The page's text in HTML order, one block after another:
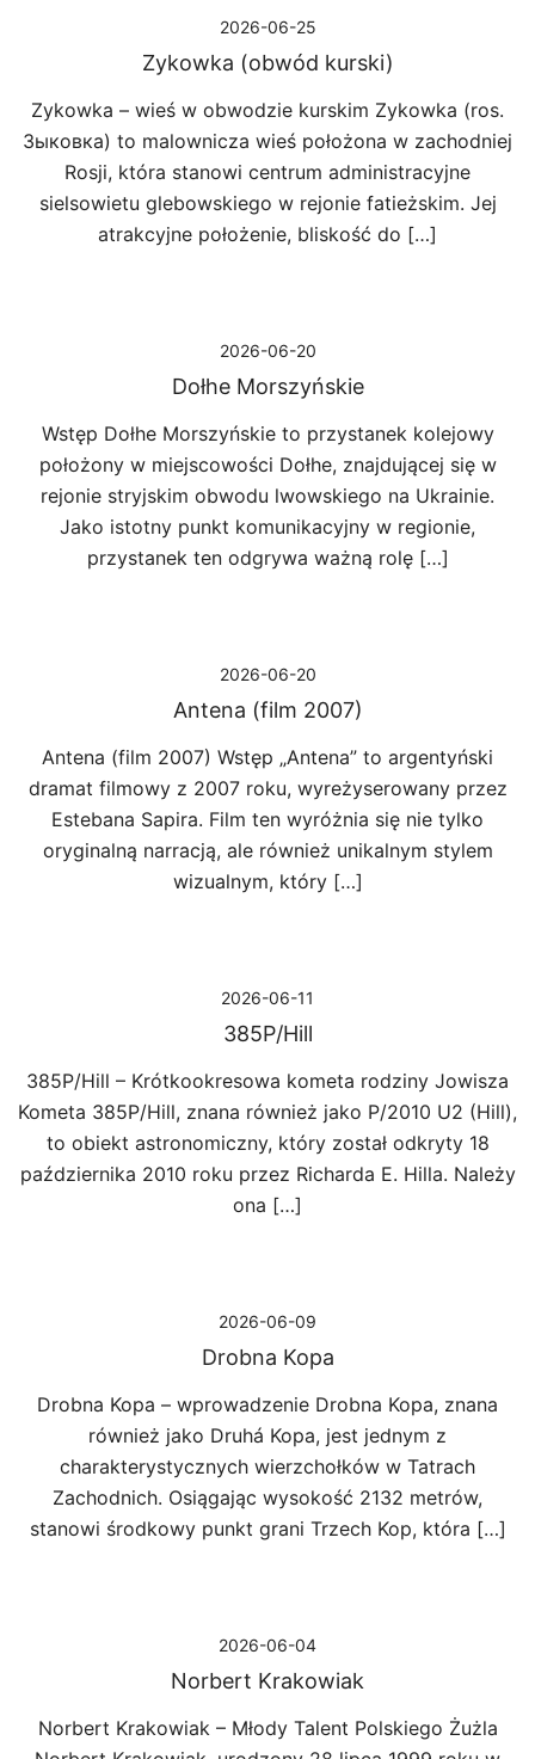
2026-06-25
Zykowka (obwód kurski)
Zykowka – wieś w obwodzie kurskim Zykowka (ros.
Зыковка) to malownicza wieś położona w zachodniej
Rosji, która stanowi centrum administracyjne
sielsowietu glebowskiego w rejonie fatieżskim. Jej
atrakcyjne położenie, bliskość do […]
2026-06-20
Dołhe Morszyńskie
Wstęp Dołhe Morszyńskie to przystanek kolejowy
położony w miejscowości Dołhe, znajdującej się w
rejonie stryjskim obwodu lwowskiego na Ukrainie.
Jako istotny punkt komunikacyjny w regionie,
przystanek ten odgrywa ważną rolę […]
2026-06-20
Antena (film 2007)
Antena (film 2007) Wstęp „Antena” to argentyński
dramat filmowy z 2007 roku, wyreżyserowany przez
Estebana Sapira. Film ten wyróżnia się nie tylko
oryginalną narracją, ale również unikalnym stylem
wizualnym, który […]
2026-06-11
385P/Hill
385P/Hill – Krótkookresowa kometa rodziny Jowisza
Kometa 385P/Hill, znana również jako P/2010 U2 (Hill),
to obiekt astronomiczny, który został odkryty 18
października 2010 roku przez Richarda E. Hilla. Należy
ona […]
2026-06-09
Drobna Kopa
Drobna Kopa – wprowadzenie Drobna Kopa, znana
również jako Druhá Kopa, jest jednym z
charakterystycznych wierzchołków w Tatrach
Zachodnich. Osiągając wysokość 2132 metrów,
stanowi środkowy punkt grani Trzech Kop, która […]
2026-06-04
Norbert Krakowiak
Norbert Krakowiak – Młody Talent Polskiego Żużla